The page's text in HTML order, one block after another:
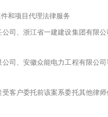
和项目代理法律服务
司、浙江省一建建设集团有限公
司、安徽众能电力工程有限公
客户委托前该案系委托其他律师